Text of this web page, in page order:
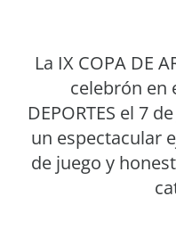
La IX COPA DE
celebrón en
DEPORTES el 7
un espectacular
de juego y